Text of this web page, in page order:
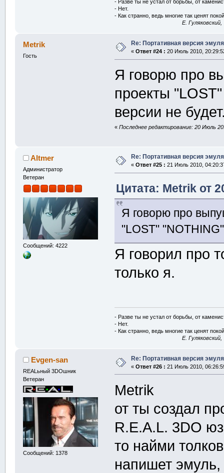
- Разве ты не устал от борьбы, от
- Нет.
- Как странно, ведь многие так ценят
E.
Metrik
Гость
Re: Портативная версия
« Ответ #24 : 20 Июль 2010,
Я говорю про
проекты
версии не
«Последнее редактирование: 20 Июль
Altmer
Администратор
Ветеран
Сообщений: 4222
Re: Портативная версия
« Ответ #25 : 21 Июль 2010,
Цитата: Metrik от
Я говорю про
"LOST"
Я говорил про
только я.
- Разве ты не устал от борьбы, от
- Нет.
- Как странно, ведь многие так ценят
E.
Evgen-san
REALьный 3DOшник
Ветеран
Сообщений: 1378
Re: Портативная версия
« Ответ #26 : 21 Июль 2010,
Metrik
от ты создал
R.E.A.L. 3DO
то найми
напишет